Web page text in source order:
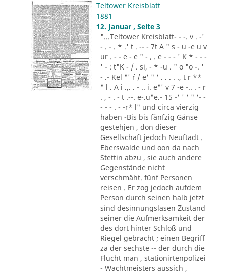
Teltower Kreisblatt
1881
12. Januar , Seite 3
"...Teltower Kreisblatt- - -. v . -'
- . - . * .' t . -- - 7t A " s - u -e u v
ur . - - e - e " - , . e - - - ' K * - - -
' - : t"K - / . si, - * -u . " o "o -. '
- .- Kel "' ´r / e' " ' . . . . ., t r **
" l . A i .,. . - .. i. e"' v 7 -e -.. . - r
. , - . - t .--. e-.u"e.- 15 -' ' ' " '- -
- - - . - -r* l" und circa vierzig
haben -Bis bis fänfzig Gänse
gestehjen , don dieser
Gesellschaft jedoch Neuftadt .
Eberswalde und oon da nach
Stettin abzu , sie auch andere
Gegenstände nicht
verschmäht. fünf Personen
reisen . Er zog jedoch aufdem
Person durch seinen halb jetzt
sind desinnungslasen Zustand
seiner die Aufmerksamkeit der
des dort hinter Schloß und
Riegel gebracht ; einen Begriff
za der sechste -- der durch die
Flucht man , stationirtenpolizei
- Wachtmeisters aussich ,